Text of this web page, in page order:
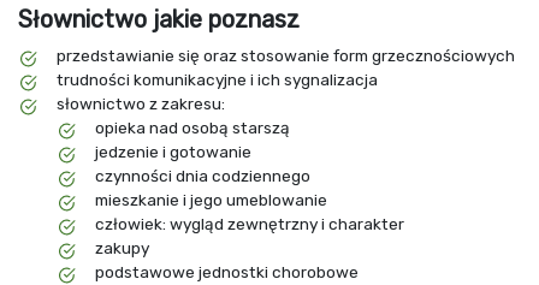
Słownictwo jakie poznasz
przedstawianie się oraz stosowanie form grzecznościowych
trudności komunikacyjne i ich sygnalizacja
słownictwo z zakresu:
opieka nad osobą starszą
jedzenie i gotowanie
czynności dnia codziennego
mieszkanie i jego umeblowanie
człowiek: wygląd zewnętrzny i charakter
zakupy
podstawowe jednostki chorobowe